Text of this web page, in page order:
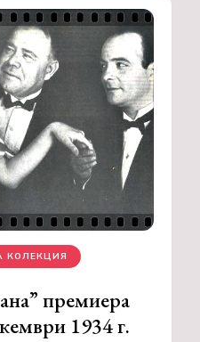
КОЛЕКЦИЯ
премиера
1934 г.